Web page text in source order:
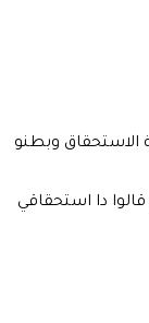
الاستحقاق وبطنو
دا استحقاقي